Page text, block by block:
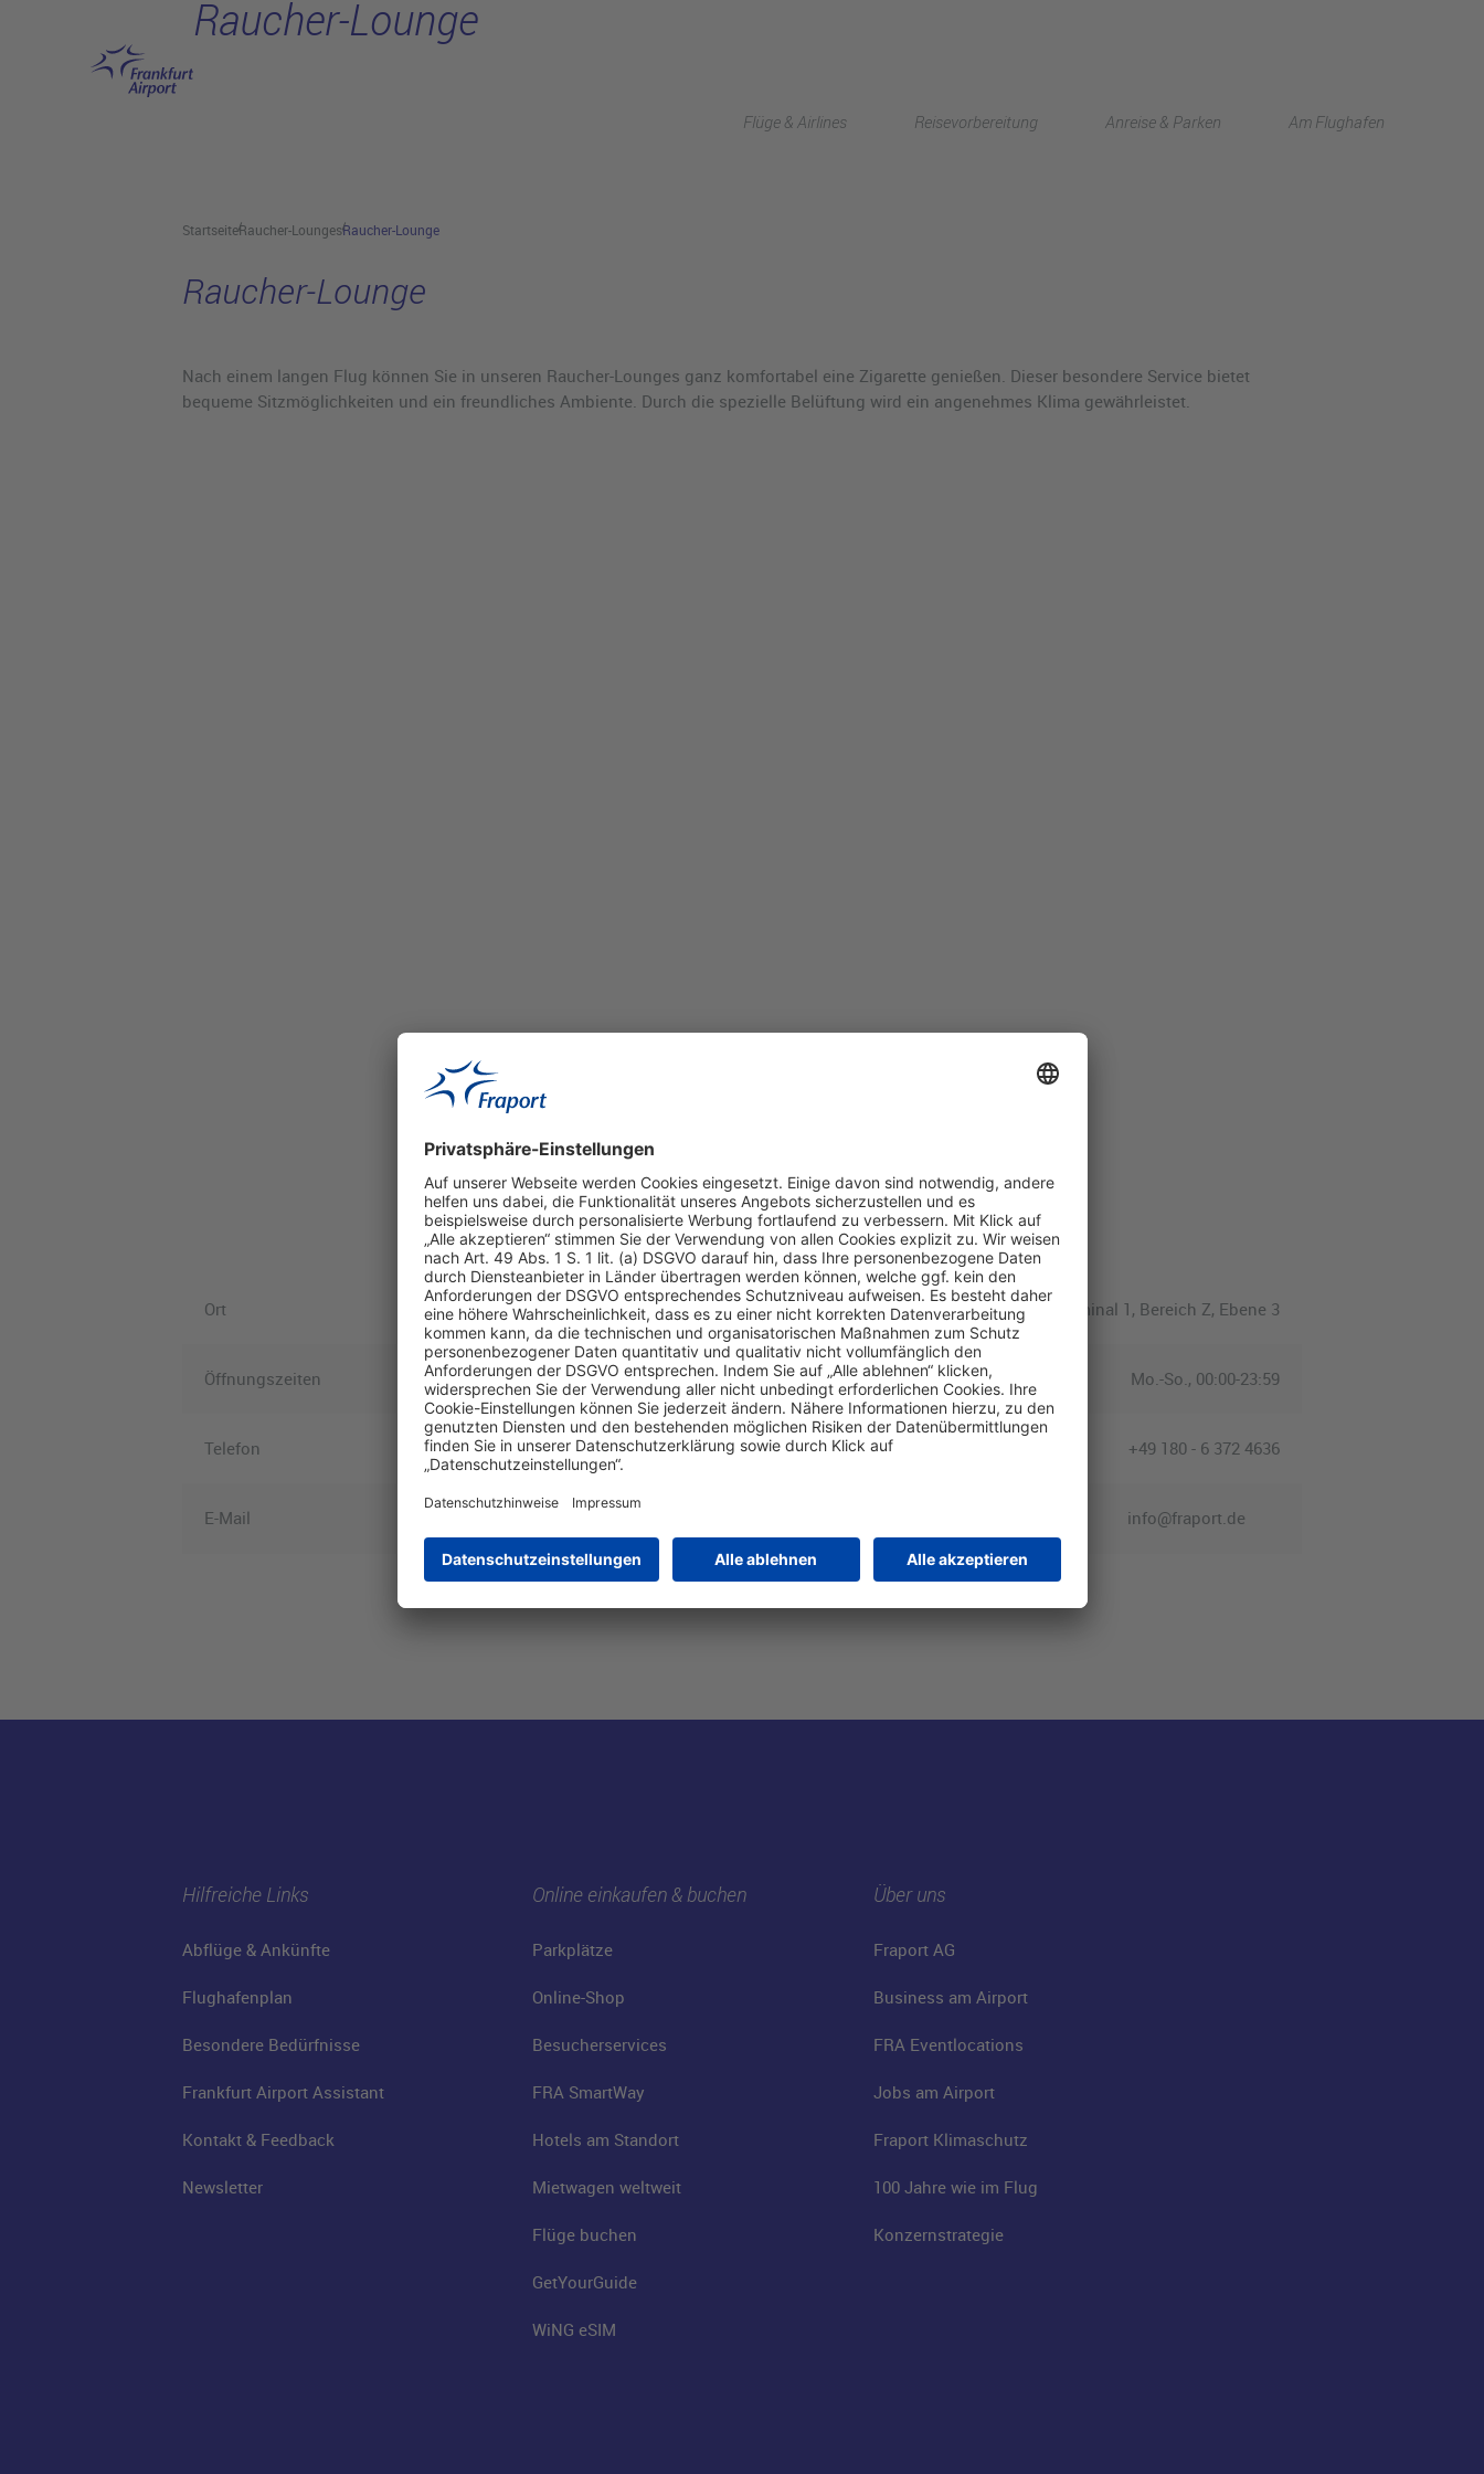
Flüge & Airlines Reisevorbereitung Anreise & Parken Am Flughafen
Raucher-Lounge
StartseiteRaucher-LoungesRaucher-Lounge
Raucher-Lounge
Nach einem langen Flug können Sie in unseren Raucher-Lounges ganz komfortabel eine Zigarette genießen. Dieser besondere Service bietet
bequeme Sitzmöglichkeiten und ein freundliches Ambiente. Durch die spezielle Belüftung wird ein angenehmes Klima gewährleistet.
Ort Terminal 1, Bereich Z, Ebene 3
Öffnungszeiten Mo.-So., 00:00-23:59
Telefon +49 180 - 6 372 4636
E-Mail info@fraport.de
Hilfreiche Links
Abflüge & Ankünfte
Flughafenplan
Besondere Bedürfnisse
Frankfurt Airport Assistant
Kontakt & Feedback
Newsletter
Online einkaufen & buchen
Parkplätze
Online-Shop
Besucherservices
FRA SmartWay
Hotels am Standort
Mietwagen weltweit
Flüge buchen
GetYourGuide
WiNG eSIM
Über uns
Fraport AG
Business am Airport
FRA Eventlocations
Jobs am Airport
Fraport Klimaschutz
100 Jahre wie im Flug
Konzernstrategie